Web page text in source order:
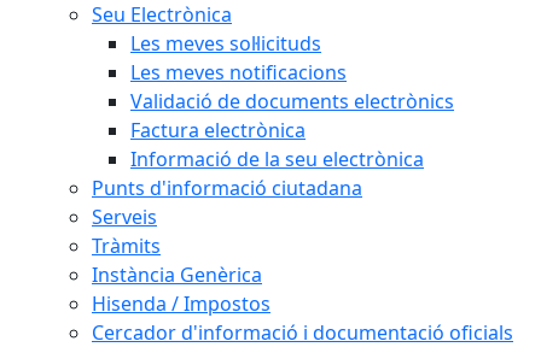
Seu Electrònica
Les meves sol·licituds
Les meves notificacions
Validació de documents electrònics
Factura electrònica
Informació de la seu electrònica
Punts d'informació ciutadana
Serveis
Tràmits
Instància Genèrica
Hisenda / Impostos
Cercador d'informació i documentació oficials